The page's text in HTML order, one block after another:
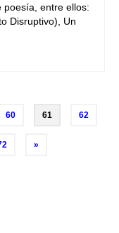
poesía, entre ellos:
Disruptivo), Un
60 61 62
»